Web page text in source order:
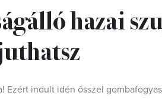
hazai
Ezért indult idén ősszel